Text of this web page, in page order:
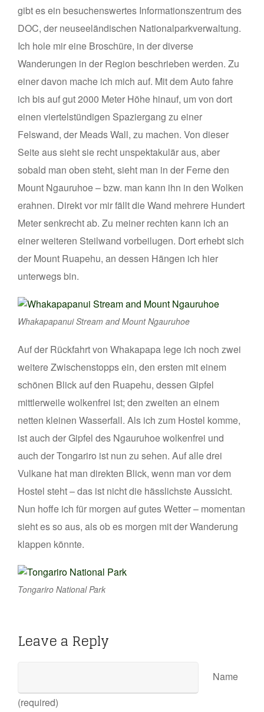
gibt es ein besuchenswertes Informationszentrum des
DOC, der neuseeländischen Nationalparkverwaltung.
Ich hole mir eine Broschüre, in der diverse
Wanderungen in der Region beschrieben werden. Zu
einer davon mache ich mich auf. Mit dem Auto fahre
ich bis auf gut 2000 Meter Höhe hinauf, um von dort
einen viertelstündigen Spaziergang zu einer
Felswand, der Meads Wall, zu machen. Von dieser
Seite aus sieht sie recht unspektakulär aus, aber
sobald man oben steht, sieht man in der Ferne den
Mount Ngauruhoe – bzw. man kann ihn in den Wolken
erahnen. Direkt vor mir fällt die Wand mehrere Hundert
Meter senkrecht ab. Zu meiner rechten kann ich an
einer weiteren Steilwand vorbeilugen. Dort erhebt sich
der Mount Ruapehu, an dessen Hängen ich hier
unterwegs bin.
Whakapapanui Stream and Mount Ngauruhoe
Auf der Rückfahrt von Whakapapa lege ich noch zwei
weitere Zwischenstopps ein, den ersten mit einem
schönen Blick auf den Ruapehu, dessen Gipfel
mittlerweile wolkenfrei ist; den zweiten an einem
netten kleinen Wasserfall. Als ich zum Hostel komme,
ist auch der Gipfel des Ngauruhoe wolkenfrei und
auch der Tongariro ist nun zu sehen. Auf alle drei
Vulkane hat man direkten Blick, wenn man vor dem
Hostel steht – das ist nicht die hässlichste Aussicht.
Nun hoffe ich für morgen auf gutes Wetter – momentan
sieht es so aus, als ob es morgen mit der Wanderung
klappen könnte.
Tongariro National Park
Leave a Reply
Name
(required)